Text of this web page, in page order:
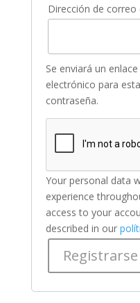
Dirección de correo
Se enviará un
electrónico para
contraseña.
Your personal data
experience
access to your
described in our
Registrarse